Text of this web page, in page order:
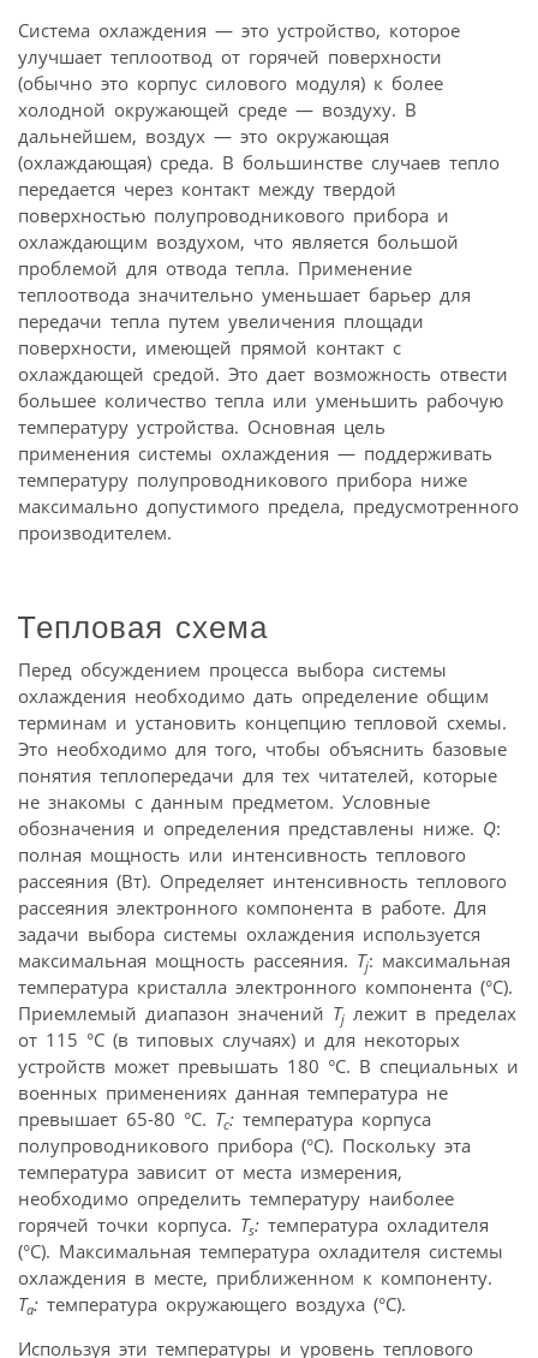
Система охлаждения — это устройство, которое
улучшает теплоотвод от горячей поверхности
(обычно это корпус силового модуля) к более
холодной окружающей среде — воздуху. В
дальнейшем, воздух — это окружающая
(охлаждающая) среда. В большинстве случаев тепло
передается через контакт между твердой
поверхностью полупроводникового прибора и
охлаждающим воздухом, что является большой
проблемой для отвода тепла. Применение
теплоотвода значительно уменьшает барьер для
передачи тепла путем увеличения площади
поверхности, имеющей прямой контакт с
охлаждающей средой. Это дает возможность отвести
большее количество тепла или уменьшить рабочую
температуру устройства. Основная цель
применения системы охлаждения — поддерживать
температуру полупроводникового прибора ниже
максимально допустимого предела, предусмотренного
производителем.
Тепловая схема
Перед обсуждением процесса выбора системы
охлаждения необходимо дать определение общим
терминам и установить концепцию тепловой схемы.
Это необходимо для того, чтобы объяснить базовые
понятия теплопередачи для тех читателей, которые
не знакомы с данным предметом. Условные
обозначения и определения представлены ниже. Q:
полная мощность или интенсивность теплового
рассеяния (Вт). Определяет интенсивность теплового
рассеяния электронного компонента в работе. Для
задачи выбора системы охлаждения используется
максимальная мощность рассеяния. Tj: максимальная
температура кристалла электронного компонента (°C).
Приемлемый диапазон значений Tj лежит в пределах
от 115 °C (в типовых случаях) и для некоторых
устройств может превышать 180 °C. В специальных и
военных применениях данная температура не
превышает 65-80 °C. Tc: температура корпуса
полупроводникового прибора (°C). Поскольку эта
температура зависит от места измерения,
необходимо определить температуру наиболее
горячей точки корпуса. Ts: температура охладителя
(°C). Максимальная температура охладителя системы
охлаждения в месте, приближенном к компоненту.
Ta: температура окружающего воздуха (°C).
Используя эти температуры и уровень теплового